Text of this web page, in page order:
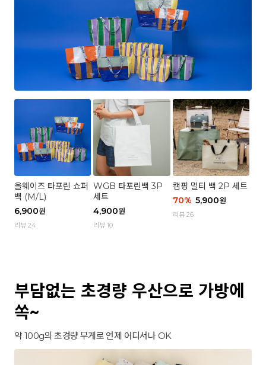
올웨이즈 타포린 쇼퍼
백 (M/L)
6,900원
리뷰 24
WGB 타포린백 3P
세트
4,900원
리뷰 10
캠핑 멀티 백 2P 세트
70% 5,900원
리뷰 26
부담없는 초경량 우산으로 가방에
쏙~
약 100g의 초경량 무게로 언제 어디서나 OK